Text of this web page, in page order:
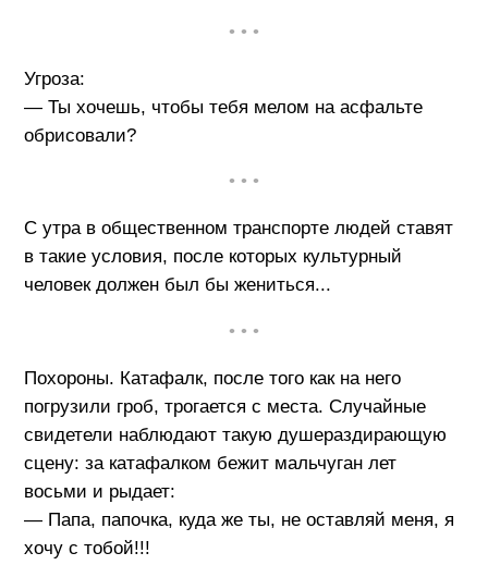
• • •
Угроза:
— Ты хочешь, чтобы тебя мелом на асфальте
обрисовали?
• • •
С утра в общественном транспорте людей ставят
в такие условия, после котoрых культурный
человек должен был бы жениться...
• • •
Похороны. Катафалк, после того как на него
погрузили гроб, трогается с места. Случайные
свидетели наблюдают такую душераздирающую
сцену: за катафалком бежит мальчуган лет
восьми и рыдает:
— Папа, папочка, куда же ты, не оставляй меня, я
хочу с тобой!!!